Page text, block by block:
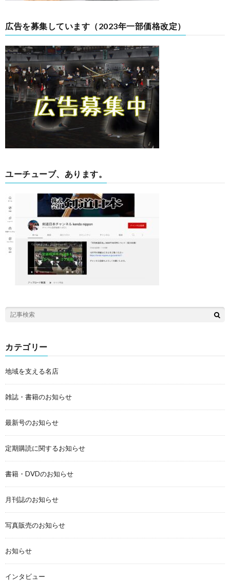
広告を募集しています（2023年一部価格改定）
ユーチューブ、あります。
カテゴリー
地域を支える名店
雑誌・書籍のお知らせ
最新号のお知らせ
定期購読に関するお知らせ
書籍・DVDのお知らせ
月刊誌のお知らせ
写真販売のお知らせ
お知らせ
インタビュー